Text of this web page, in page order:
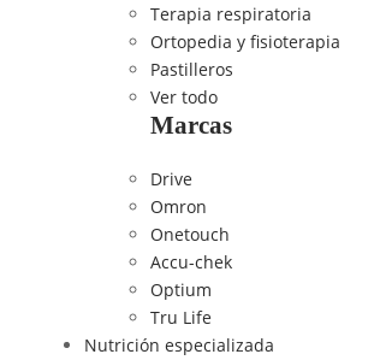
Terapia respiratoria
Ortopedia y fisioterapia
Pastilleros
Ver todo
Marcas
Drive
Omron
Onetouch
Accu-chek
Optium
Tru Life
Nutrición especializada